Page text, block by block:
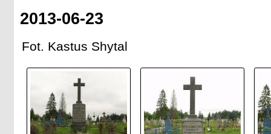
2013-06-23
Fot. Kastus Shytal